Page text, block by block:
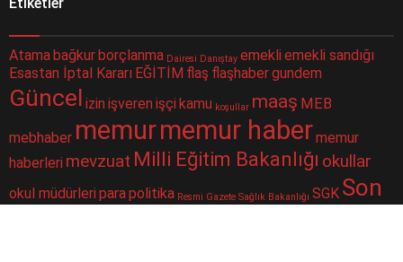
Atamabağkurborçlanma Dairesi Danıştay emekliemekli sandığı
Esastan İptal Kararı EĞİTİM flaş flaşhabergundem
Güncel izin işveren işçikamu koşullar maaş MEB
mebhaber memurmemur habermemur
haberleri mevzuat Milli Eğitim Bakanlığı okullar
okul müdürleriparapolitika Resmi Gazete Sağlık Bakanlığı SGK Son